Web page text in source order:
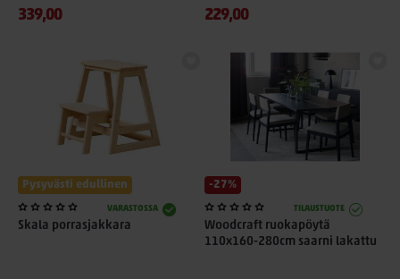
339,00 229,00
Pysyvästi edullinen
VARASTOSSA
Skala porrasjakkara
-27%
TILAUSTUOTE
Woodcraft ruokapöytä
110x160-280cm saarni lakattu